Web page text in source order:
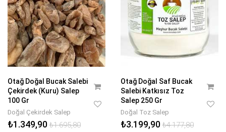
Otağ Doğal Bucak Salebi
Çekirdek (Kuru) Salep
100 Gr
Doğal Çekirdek Salep
₺1.349,90₺1.695,80
Otağ Doğal Saf Bucak
Salebi Katkısız Toz
Salep 250 Gr
Doğal Toz Salep
₺3.199,90₺4.177,80